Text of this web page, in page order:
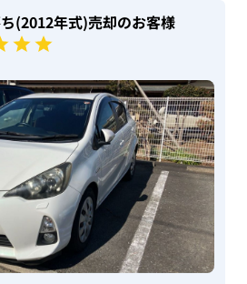
(2012年式)売却のお客様